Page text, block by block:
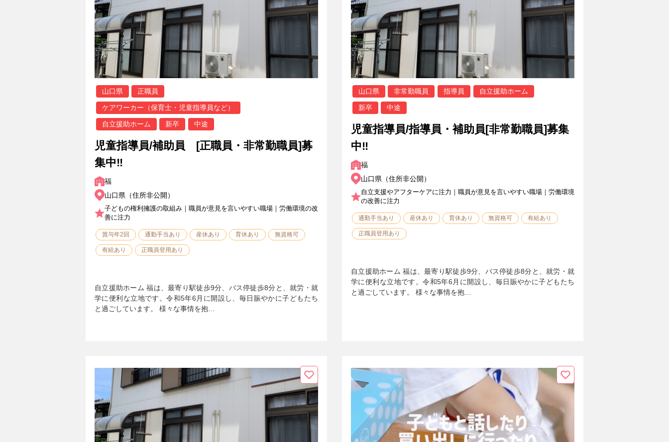
山口県 正職員
ケアワーカー（保育士・児童指導員など）
自立援助ホーム 新卒 中途
児童指導員/補助員 [正職員・非常勤職員]募
集中‼
福
山口県（住所非公開）
子どもの権利擁護の取組み｜職員が意見を言いやすい職場｜労働環境の改
善に注力
賞与年2回 通勤手当あり 産休あり 育休あり 無資格可
有給あり 正職員登用あり
自立援助ホーム 福は、最寄り駅徒歩9分、バス停徒歩8分と、就労・就
学に便利な立地です。令和5年6月に開設し、毎日賑やかに子どもたち
と過ごしています。 様々な事情を抱…
山口県 非常勤職員 指導員 自立援助ホーム
新卒 中途
児童指導員/指導員・補助員[非常勤職員]募集
中‼
福
山口県（住所非公開）
自立支援やアフターケアに注力｜職員が意見を言いやすい職場｜労働環境
の改善に注力
通勤手当あり 産休あり 育休あり 無資格可 有給あり
正職員登用あり
自立援助ホーム 福は、最寄り駅徒歩9分、バス停徒歩8分と、就労・就
学に便利な立地です。令和5年6月に開設し、毎日賑やかに子どもたち
と過ごしています。 様々な事情を抱…